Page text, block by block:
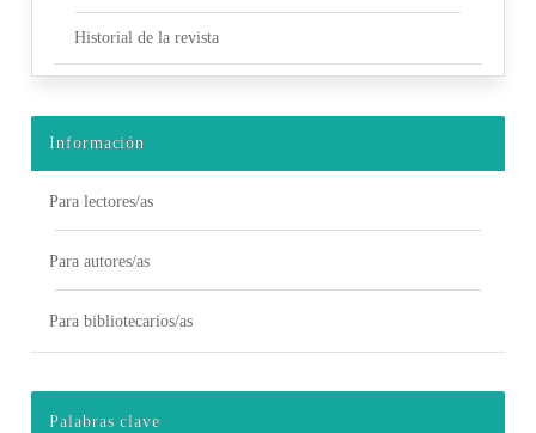
Historial de la revista
Información
Para lectores/as
Para autores/as
Para bibliotecarios/as
Palabras clave